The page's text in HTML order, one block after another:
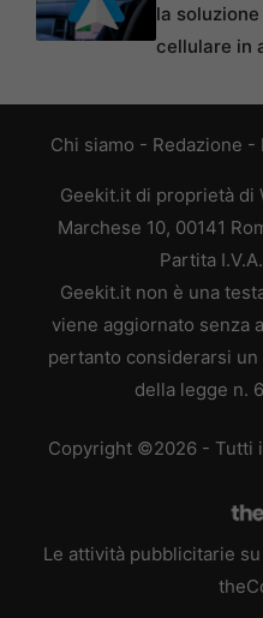
la
cellulare in
Chi siamo - Redazione -
Geekit.it di proprietà di
Marchese 10, 00141
Partita
Geekit.it non è una
viene aggiornato senza
pertanto considerarsi
della legge n.
Copyright ©2026 - Tutti
Le attività pubblicitarie